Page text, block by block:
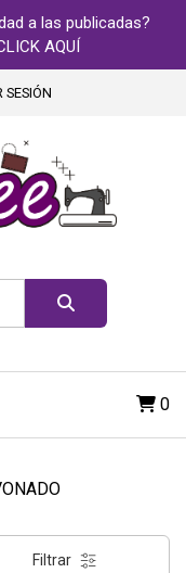
a las publicadas?
AQUÍ
SESIÓN
0
Filtrar